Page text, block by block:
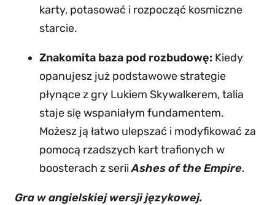
karty, potasować i rozpocząć kosmiczne
starcie.
Znakomita baza pod rozbudowę: Kiedy
opanujesz już podstawowe strategie
płynące z gry Lukiem Skywalkerem, talia
staje się wspaniałym fundamentem.
Możesz ją łatwo ulepszać i modyfikować za
pomocą rzadszych kart trafionych w
boosterach z seriiAshes of the Empire.
Gra w angielskiej wersji językowej.